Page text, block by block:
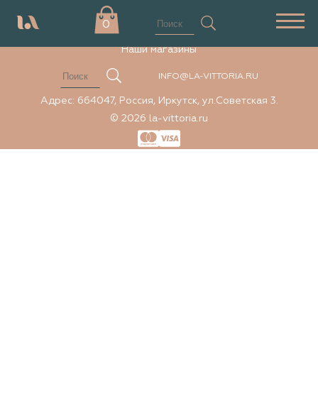
0
Элемент не найден
Наши магазины
INFO@LA-VITTORIA.RU
Адрес: 664047, Россия, Иркутск, ул.Советская 3.
© 2026 la-vittoria.ru